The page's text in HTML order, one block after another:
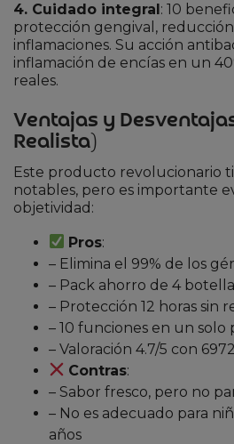
4. Cuidado integral: 10
protección gengival,
inflamaciones. Su acción
inflamación de encías en un
reales.
Ventajas y
Realista)
Este producto revolucionario
notables, pero es importante
objetividad:
Pros:
– Elimina el 99% de los
– Pack ahorro de 4
– Protección 12 horas sin
– 10 funciones en un
– Valoración 4.7/5 con
Contras:
– Sabor fresco, pero no
– No es adecuado para
años